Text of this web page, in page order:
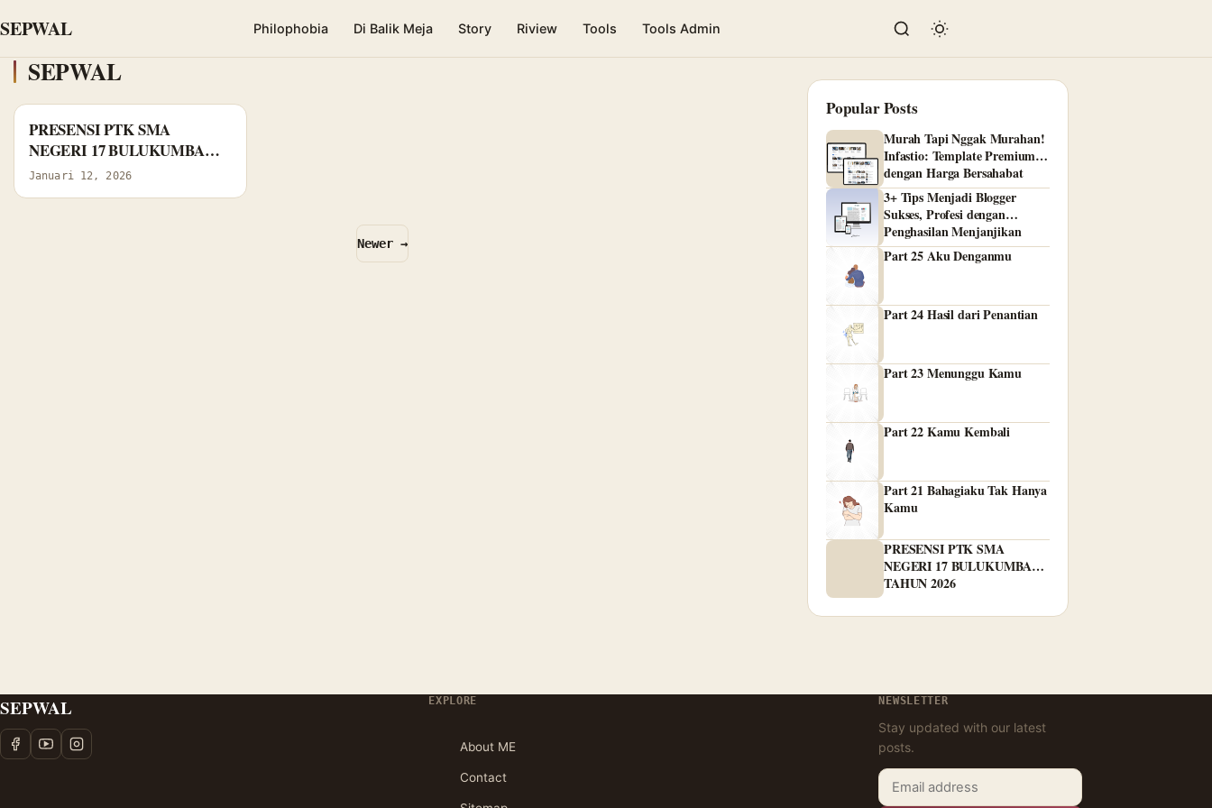
SEPWAL Philophobia Di Balik Meja Story Riview Tools Tools Admin
SEPWAL
PRESENSI PTK SMA
NEGERI 17 BULUKUMBA
TAHUN 2026
Januari 12, 2026
Newer →
Popular Posts
Murah Tapi Nggak Murahan!
Infastio: Template Premium
dengan Harga Bersahabat
3+ Tips Menjadi Blogger
Sukses, Profesi dengan
Penghasilan Menjanjikan
Part 25 Aku Denganmu
Part 24 Hasil dari Penantian
Part 23 Menunggu Kamu
Part 22 Kamu Kembali
Part 21 Bahagiaku Tak Hanya
Kamu
PRESENSI PTK SMA
NEGERI 17 BULUKUMBA
TAHUN 2026
SEPWAL EXPLORE
About ME
Contact
NEWSLETTER
Stay updated with our latest
posts.